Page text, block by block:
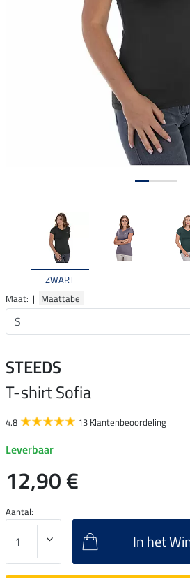
ZWART
Maat: | Maattabel
STEEDS
T-shirt Sofia
4.8 13 Klantenbeoordeling
Leverbaar
12,90 €
Aantal:
In het